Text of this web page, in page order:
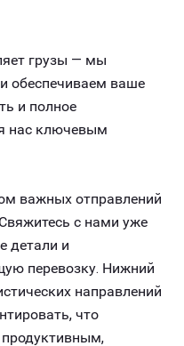
грузы — мы
обеспечиваем ваше
и полное
нас ключевым
важных отправлений
с нами уже
детали и
перевозку. Нижний
направлений
что
продуктивным,